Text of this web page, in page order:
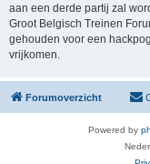
aan een derde partij zal
Groot Belgisch Treinen
gehouden voor een
vrijkomen.
Forumoverzicht
Powered by